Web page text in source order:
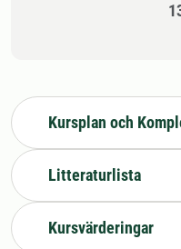
Kursplan och
Litteraturlista
Kursvärderingar